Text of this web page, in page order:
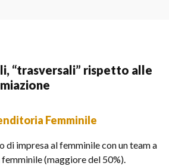
“trasversali” rispetto alle
Femminile
impresa al femminile con un team a
(maggiore del 50%).